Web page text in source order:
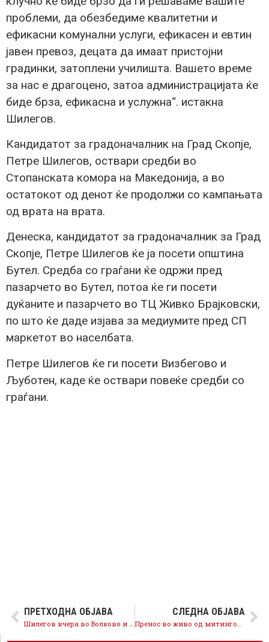
проблеми, да обезбедиме квалитетни и
ефикасни комунални услуги, ефикасен и евтин
јавен превоз, децата да имаат пристојни
градинки, затоплени училишта. Вашето време
за нас е драгоцено, затоа администрацијата ќе
биде брза, ефикасна и услужна“. истакна
Шилегов.
Кандидатот за градоначалник на Град Скопје,
Петре Шилегов, оствари средби во
Стопанската комора на Македонија, а во
остатокот од денот ќе продолжи со кампањата
од врата на врата.
Денеска, кандидатот за градоначалник за Град
Скопје, Петре Шилегов ќе ја посети општина
Бутел. Средба со граѓани ќе одржи пред
пазарчето во Бутел, потоа ќе ги посети
дуќаните и пазарчето во ТЦ Живко Брајковски,
по што ќе даде изјава за медиумите пред СП
маркетот во населбата.
Петре Шилегов ќе ги посети Визбегово и
Љуботен, каде ќе оствари повеќе средби со
граѓани.
ПРЕТХОДНА ОБЈАВА СЛЕДНА ОБЈАВА